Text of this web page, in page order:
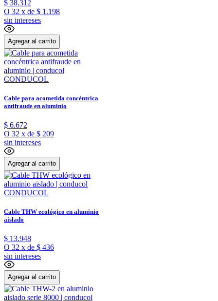
$ 38.312
O 32 x de $ 1.198
sin intereses
Agregar al carrito
CONDUCOL
Cable para acometida concéntrica
antifraude en aluminio
$ 6.672
O 32 x de $ 209
sin intereses
Agregar al carrito
CONDUCOL
Cable THW ecológico en aluminio
aislado
$ 13.948
O 32 x de $ 436
sin intereses
Agregar al carrito